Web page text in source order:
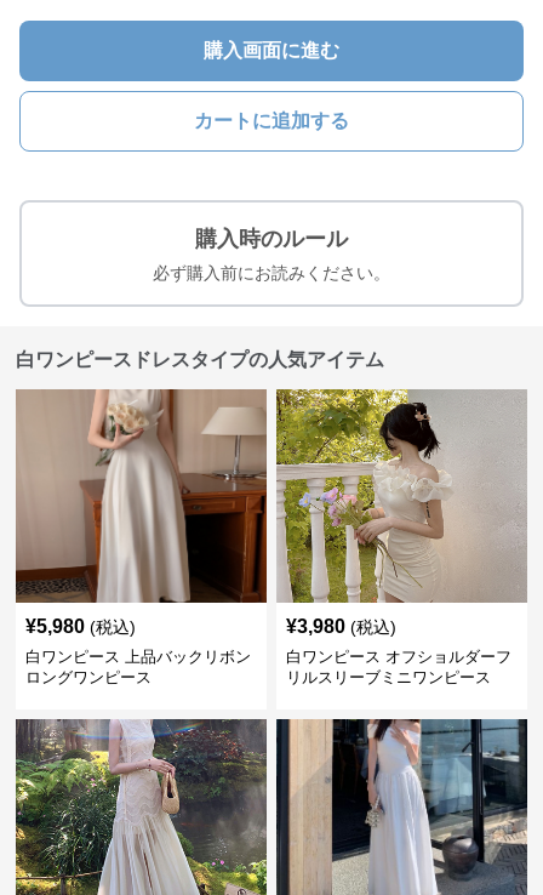
購入画面に進む
カートに追加する
購入時のルール
必ず購入前にお読みください。
白ワンピースドレスタイプの人気アイテム
¥5,980 (税込)
白ワンピース 上品バックリボン
ロングワンピース
¥3,980 (税込)
白ワンピース オフショルダーフ
リルスリーブミニワンピース